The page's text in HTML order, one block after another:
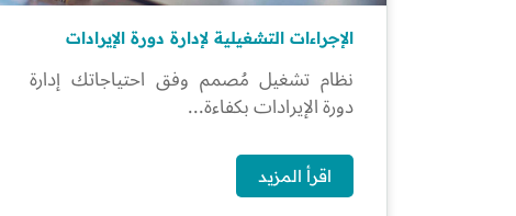
الإجراءات التشغيلية لإدارة دورة الإيرادات
نظام تشغيل مُصمم وفق احتياجاتك إدارة
دورة الإيرادات بكفاءة...
اقرأ المزيد